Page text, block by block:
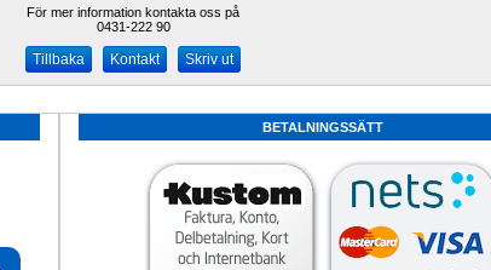
För mer information kontakta oss på
0431-222 90
Kontakt Skriv ut
BETALNINGSSÄTT